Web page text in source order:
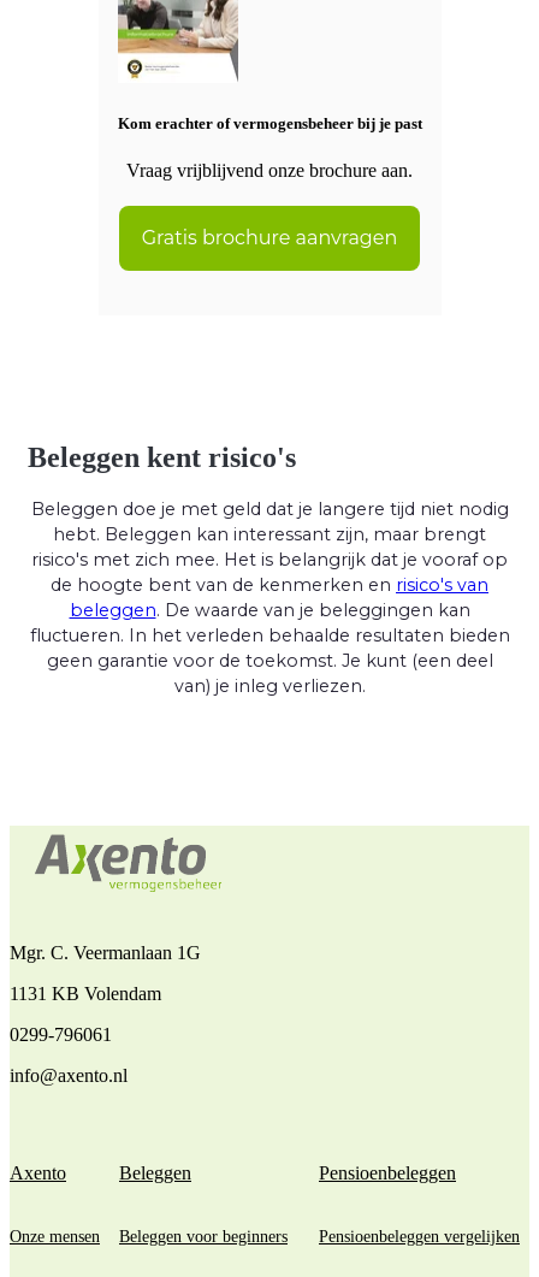
Kom erachter of vermogensbeheer bij je past
Vraag vrijblijvend onze brochure aan.
Beleggen kent risico's
Beleggen doe je met geld dat je langere tijd niet nodig
hebt. Beleggen kan interessant zijn, maar brengt
risico's met zich mee. Het is belangrijk dat je vooraf op
de hoogte bent van de kenmerken en risico's van
beleggen. De waarde van je beleggingen kan
fluctueren. In het verleden behaalde resultaten bieden
geen garantie voor de toekomst. Je kunt (een deel
van) je inleg verliezen.
Mgr. C. Veermanlaan 1G
1131 KB Volendam
0299-796061
info@axento.nl
Axento
Onze mensen
Beleggen
Beleggen voor beginners
Pensioenbeleggen
Pensioenbeleggen vergelijken